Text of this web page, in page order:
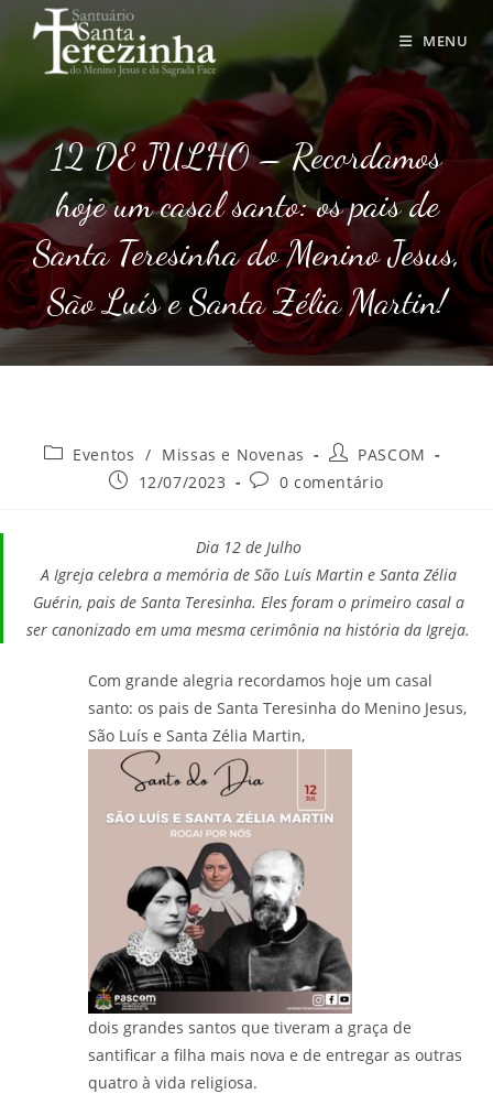
para
MENU
12 DE JULHO – Recordamos
hoje um casal santo: os pais de
Santa Teresinha do Menino Jesus,
São Luís e Santa Zélia Martin!
Categoria
Eventos / Missas e Novenas
Autor
post:
PASCOM
Post12/07/2023
Comentários
0 comentário
Dia 12 de Julho
A Igreja celebra a memória de São Luís Martin e Santa Zélia
Guérin, pais de Santa Teresinha. Eles foram o primeiro casal a
ser canonizado em uma mesma cerimônia na história da Igreja.
Com grande alegria recordamos hoje um casal
santo: os pais de Santa Teresinha do Menino Jesus,
São Luís e Santa Zélia Martin,
dois grandes santos que tiveram a graça de
santificar a filha mais nova e de entregar as outras
quatro à vida religiosa.